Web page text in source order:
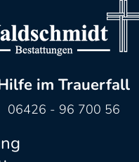
im Trauerfall
06426 - 96 700 56